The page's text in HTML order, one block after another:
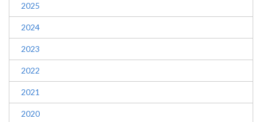
2025
2024
2023
2022
2021
2020